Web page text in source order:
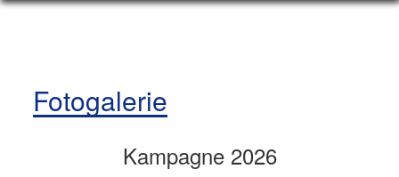
Fotogalerie
Kampagne 2026